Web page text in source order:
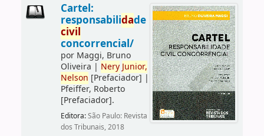
Cartel:
responsabilidade
civil
concorrencial/
por Maggi, Bruno
Oliveira | Nery Junior,
Nelson [Prefaciador] |
Pfeiffer, Roberto
[Prefaciador].
Editora:São Paulo: Revista
dos Tribunais, 2018